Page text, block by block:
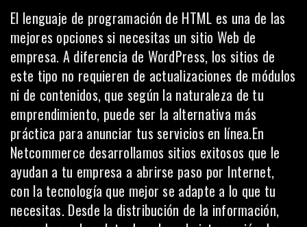
El lenguaje de programación de HTML es una de las
mejores opciones si necesitas un sitio Web de
empresa. A diferencia de WordPress, los sitios de
este tipo no requieren de actualizaciones de módulos
ni de contenidos, que según la naturaleza de tu
emprendimiento, puede ser la alternativa más
práctica para anunciar tus servicios en línea.En
Netcommerce desarrollamos sitios exitosos que le
ayudan a tu empresa a abrirse paso por Internet,
con la tecnología que mejor se adapte a lo que tu
necesitas. Desde la distribución de la información,